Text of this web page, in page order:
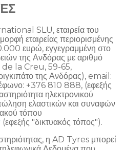
SLU, εταιρεία του
εταιρείας περιορισμένης
ευρώ, εγγεγραμμένη στο
της Ανδόρας με αριθμό
de la Creu, 59-65,
της Ανδόρας), email:
+376 810 888, (εφεξής
ηλεκτρονικού
ελαστικών και συναφών
τόπου
(εφεξής "δικτυακός τόπος").
η AD Tyres μπορεί